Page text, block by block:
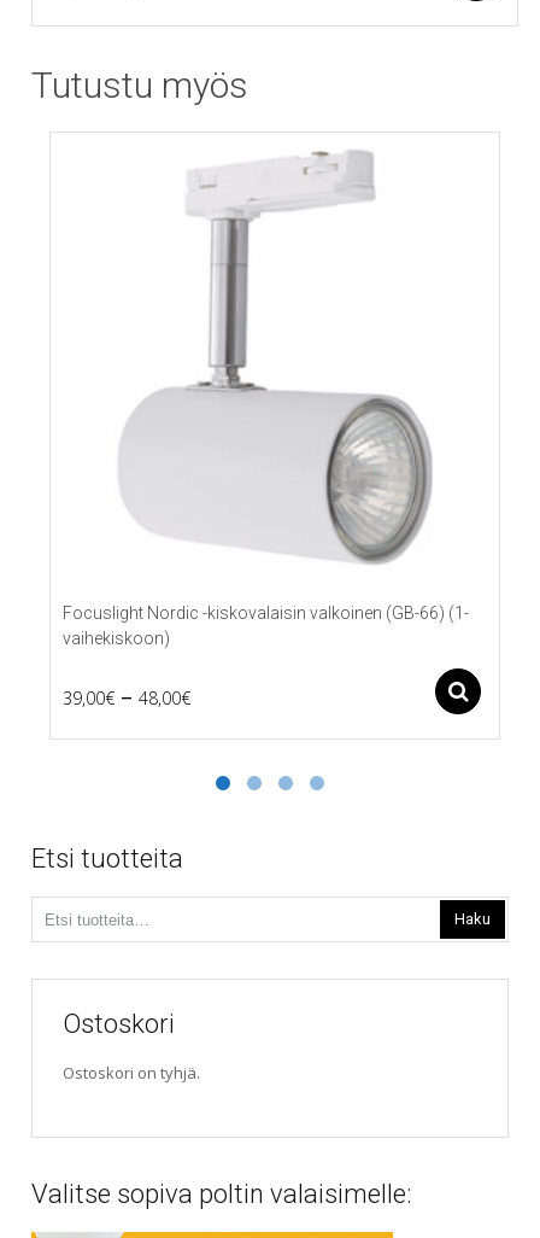
hinta
126,00€.
hinta
99,00€.
Tutustu myös
Focuslight Nordic -kiskovalaisin valkoinen (GB-66) (1-
vaihekiskoon)
39,00€ – 48,00€Price
range:
tuotteella
tehdä
sivulla.
Etsi tuotteita
Haku
Ostoskori
Ostoskori on tyhjä.
Valitse sopiva poltin valaisimelle: